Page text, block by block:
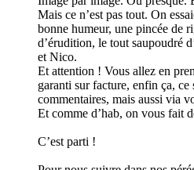
Mais ce n’est pas tout. On
bonne humeur, une pincée de
d’érudition, le tout saupoudré
et Nico.
Et attention ! Vous allez en
garanti sur facture, enfin ça, ce
commentaires, mais aussi via
Et comme d’hab, on vous fait
C’est parti !